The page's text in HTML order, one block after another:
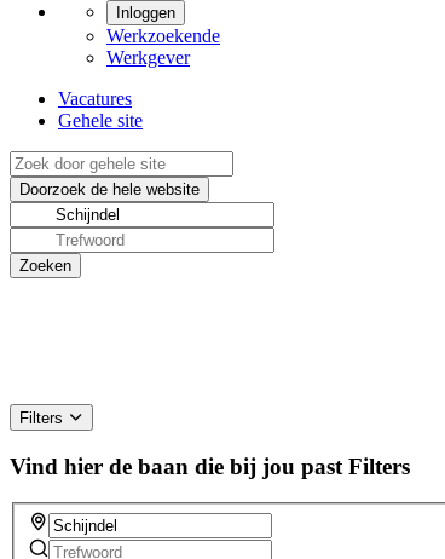
Inloggen
Werkzoekende
Werkgever
Vacatures
Gehele site
Filters
Vind hier de baan die bij jou past Filters